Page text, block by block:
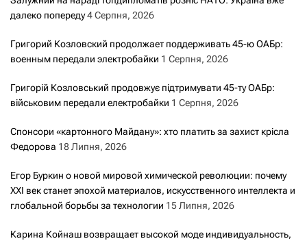
далеко попереду4 Серпня, 2026
Григорий Козловский продолжает поддерживать 45-ю ОАБр:
военным передали электробайки 1 Серпня, 2026
Григорій Козловський продовжує підтримувати 45-ту ОАБр:
військовим передали електробайки 1 Серпня, 2026
Спонсори «картонного Майдану»: хто платить за захист крісла
Федорова 18 Липня, 2026
Егор Буркин о новой мировой химической революции: почему
XXI век станет эпохой материалов, искусственного интеллекта и
глобальной борьбы за технологии 15 Липня, 2026
Карина Койнаш возвращает высокой моде индивидуальность,